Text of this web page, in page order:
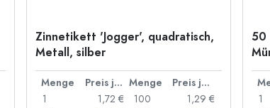
Zinnetikett 'Jogger', quadratisch,
Metall, silber
Menge Preis je Stück Menge
Preis je Stück
1
1,72 €
100
1,29 €
50
1